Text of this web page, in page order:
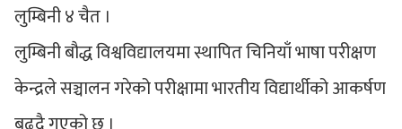
लुम्बिनी ४ चैत ।
लुम्बिनी बौद्ध विश्वविद्यालयमा स्थापित चिनियाँ भाषा परीक्षण
केन्द्रले सञ्चालन गरेको परीक्षामा भारतीय विद्यार्थीको आकर्षण